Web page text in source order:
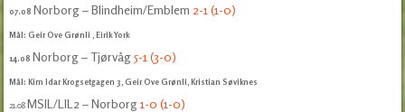
07.08 Norborg – Blindheim/Emblem 2-1 (1-0)
Mål: Geir Ove Grønli , Eirik York
14.08 Norborg – Tjørvåg5-1 (3-0)
Mål: Kim Idar Krogsetgagen 3, Geir Ove Grønli, Kristian Søviknes
21.08 MSIL/LIL2 – Norborg1-0 (1-0)